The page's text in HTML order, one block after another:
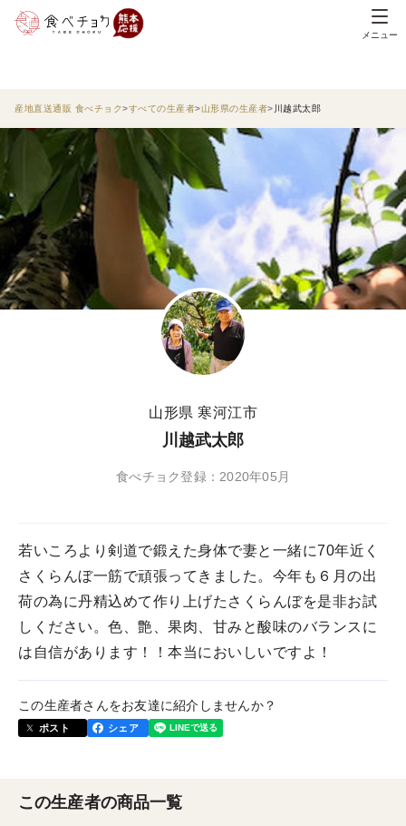
メニュー
産地直送通販 食べチョク すべての生産者 山形県の生産者 川越武太郎
山形県 寒河江市
川越武太郎
食べチョク登録：2020年05月
若いころより剣道で鍛えた身体で妻と一緒に70年近く
さくらんぼ一筋で頑張ってきました。今年も６月の出
荷の為に丹精込めて作り上げたさくらんぼを是非お試
しください。色、艶、果肉、甘みと酸味のバランスに
は自信があります！！本当においしいですよ！
この生産者さんをお友達に紹介しませんか？
ポスト シェア
この生産者の商品一覧